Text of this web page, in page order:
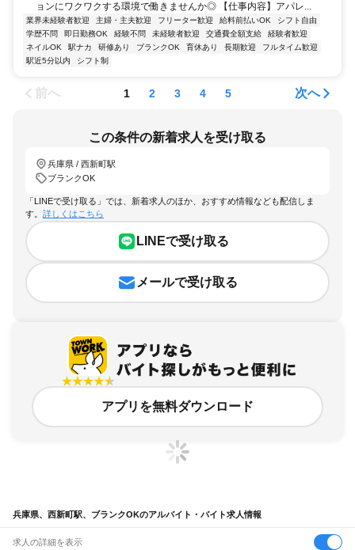
ョンにワクワクする環境で働きませんか◎ 【仕事内容】アパレ...
業界未経験者歓迎 主婦・主夫歓迎 フリーター歓迎 給料前払いOK
シフト自由
学歴不問
即日勤務OK 経験不問 未経験者歓迎 交通費全額支給
経験者歓迎
ネイルOK
駅ナカ 研修あり ブランクOK 育休あり 長期歓迎
フルタイム歓迎
駅近5分以内
シフト制
前へ 1 2 3 4 5 次へ
この条件の新着求人を受け取る
兵庫県 / 西新町駅
ブランクOK
「LINEで受け取る」では、新着求人のほか、おすすめ情報なども配信しま
す。 詳しくはこちら
LINEで受け取る
メールで受け取る
アプリを無料ダウンロード
兵庫県、西新町駅、ブランクOKのアルバイト・バイト求人情報
求人の詳細を表示